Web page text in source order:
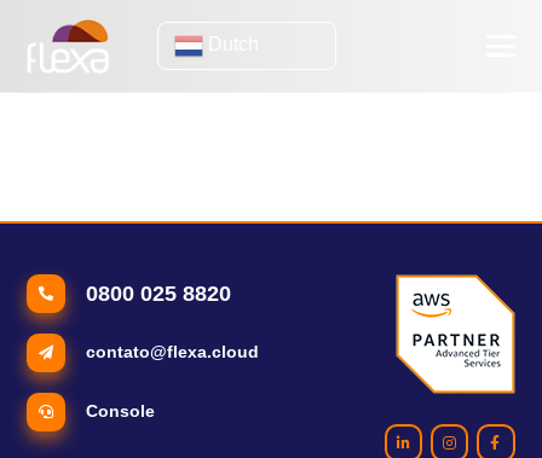
Dutch
0800 025 8820
contato@flexa.cloud
Console